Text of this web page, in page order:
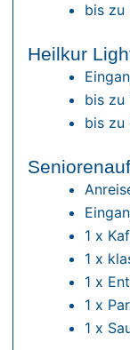
bis zu
Heilkur
bis zu
bis zu
1 x
1 x
1 x
1 x
1 x